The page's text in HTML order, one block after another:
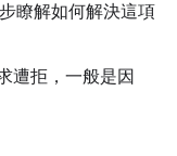
瞭解如何解決這項
遭拒，一般是因